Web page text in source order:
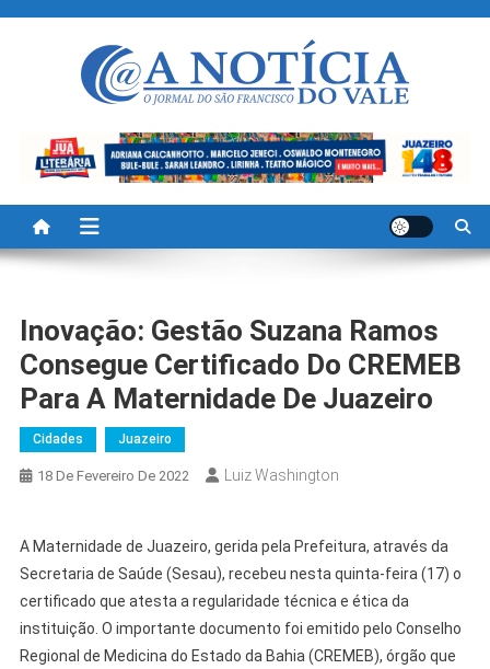
A Noticia Do Vale
Inovação: Gestão Suzana Ramos
Consegue Certificado Do CREMEB
Para A Maternidade De Juazeiro
Cidades Juazeiro
18 De Fevereiro De 2022 Luiz Washington
A Maternidade de Juazeiro, gerida pela Prefeitura, através da
Secretaria de Saúde (Sesau), recebeu nesta quinta-feira (17) o
certificado que atesta a regularidade técnica e ética da
instituição. O importante documento foi emitido pelo Conselho
Regional de Medicina do Estado da Bahia (CREMEB), órgão que